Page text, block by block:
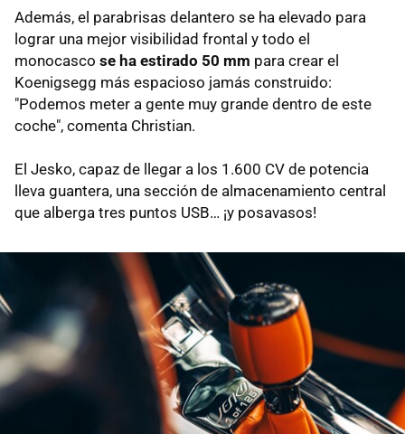
Además, el parabrisas delantero se ha elevado para
lograr una mejor visibilidad frontal y todo el
monocasco se ha estirado 50 mm para crear el
Koenigsegg más espacioso jamás construido:
"Podemos meter a gente muy grande dentro de este
coche", comenta Christian.
El Jesko, capaz de llegar a los 1.600 CV de potencia
lleva guantera, una sección de almacenamiento central
que alberga tres puntos USB… ¡y posavasos!